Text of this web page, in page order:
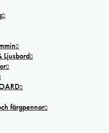
Ljusbord
färgpennor